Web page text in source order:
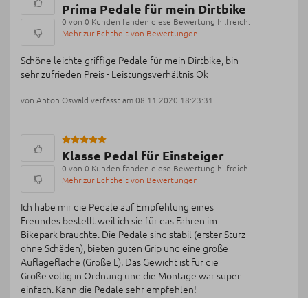
Prima Pedale für mein Dirtbike
0 von 0 Kunden fanden diese Bewertung hilfreich.
Mehr zur Echtheit von Bewertungen
Schöne leichte griffige Pedale für mein Dirtbike, bin
sehr zufrieden Preis - Leistungsverhältnis Ok
von Anton Oswald verfasst am 08.11.2020 18:23:31
Klasse Pedal für Einsteiger
0 von 0 Kunden fanden diese Bewertung hilfreich.
Mehr zur Echtheit von Bewertungen
Ich habe mir die Pedale auf Empfehlung eines
Freundes bestellt weil ich sie für das Fahren im
Bikepark brauchte. Die Pedale sind stabil (erster Sturz
ohne Schäden), bieten guten Grip und eine große
Auflagefläche (Größe L). Das Gewicht ist für die
Größe völlig in Ordnung und die Montage war super
einfach. Kann die Pedale sehr empfehlen!